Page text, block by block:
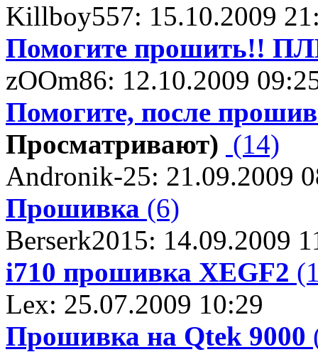
Killboy557: 15.10.2009
Помогите прошить!!
zOOm86: 12.10.2009
Помогите, после
Просматривают) (14)
Andronik-25: 21.09.2009
Прошивка (6)
Berserk2015: 14.09.2009
i710 прошивка XEGF2
Lex: 25.07.2009 10:29
Прошивка на Qtek 9000